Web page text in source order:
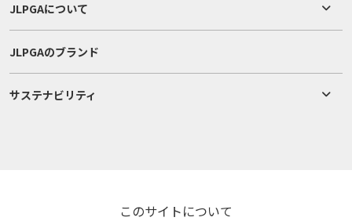
JLPGAについて
JLPGAのブランド
サステナビリティ
このサイトについて